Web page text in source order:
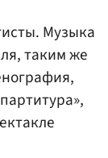
Музыка
таким же